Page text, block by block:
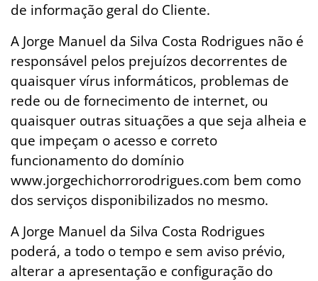
de informação geral do Cliente.
A Jorge Manuel da Silva Costa Rodrigues não é
responsável pelos prejuízos decorrentes de
quaisquer vírus informáticos, problemas de
rede ou de fornecimento de internet, ou
quaisquer outras situações a que seja alheia e
que impeçam o acesso e correto
funcionamento do domínio
www.jorgechichorrorodrigues.com bem como
dos serviços disponibilizados no mesmo.
A Jorge Manuel da Silva Costa Rodrigues
poderá, a todo o tempo e sem aviso prévio,
alterar a apresentação e configuração do